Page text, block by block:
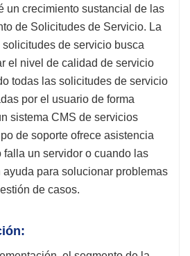
un crecimiento sustancial de las
de Solicitudes de Servicio. La
de servicio busca
el nivel de calidad de servicio
todas las solicitudes de servicio
por el usuario de forma
sistema CMS de servicios
de soporte ofrece asistencia
falla un servidor o cuando las
para solucionar problemas
de casos.